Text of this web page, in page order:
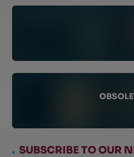
. SUBSCRIBE TO OUR